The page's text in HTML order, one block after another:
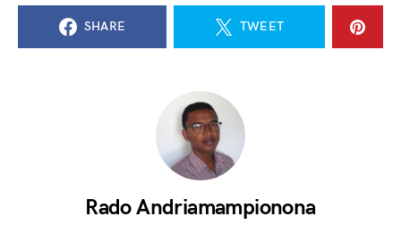
SHARE TWEET
Rado Andriamampionona